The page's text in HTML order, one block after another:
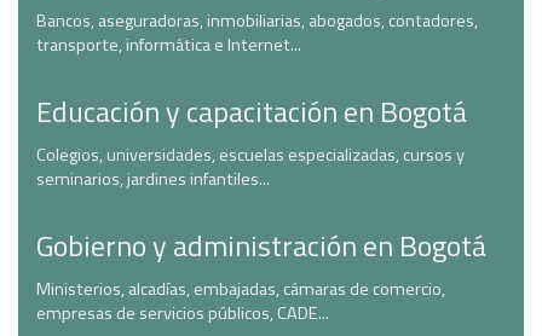
Bancos, aseguradoras, inmobiliarias, abogados, contadores,
transporte, informática e Internet...
Educación y capacitación en Bogotá
Colegios, universidades, escuelas especializadas, cursos y
seminarios, jardines infantiles...
Gobierno y administración en Bogotá
Ministerios, alcadías, embajadas, cámaras de comercio,
empresas de servicios públicos, CADE...